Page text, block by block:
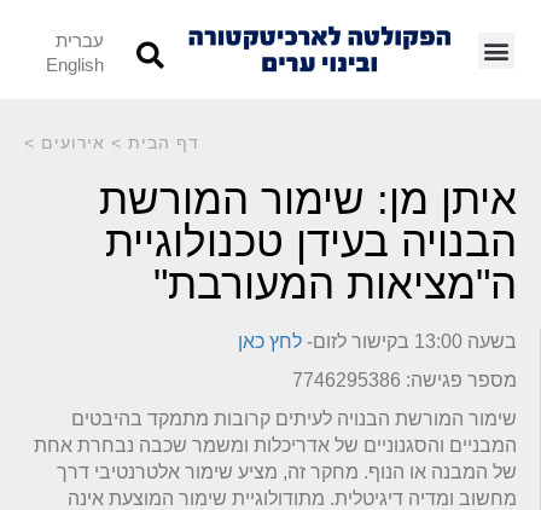
עברית
English
דף הבית > אירועים >
איתן מן: שימור המורשת
הבנויה בעידן טכנולוגיית
ה"מציאות המעורבת"
בשעה 13:00 בקישור לזום-
לחץ כאן
מספר פגישה: 7746295386
שימור המורשת הבנויה לעיתים קרובות מתמקד בהיבטים
המבניים והסגנוניים של אדריכלות ומשמר שכבה נבחרת אחת
של המבנה או הנוף. מחקר זה, מציע שימור אלטרנטיבי דרך
מחשוב ומדיה דיגיטלית. מתודולוגיית שימור המוצעת אינה